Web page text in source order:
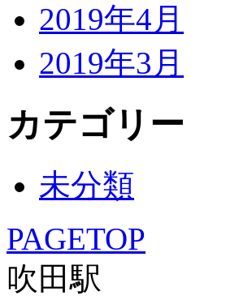
2019年4月
2019年3月
カテゴリー
未分類
PAGETOP
吹田駅